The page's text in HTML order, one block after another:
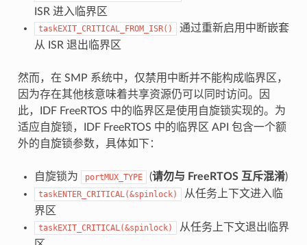
ISR 进入临界区
taskEXIT_CRITICAL_FROM_ISR()
通过重新启用中断嵌套
从 ISR 退出临界区
然而，在 SMP 系统中，仅禁用中断并不能构成临界区，
因为存在其他核意味着共享资源仍可以同时访问。因
此，IDF FreeRTOS 中的临界区是使用自旋锁实现的。为
适应自旋锁，IDF FreeRTOS 中的临界区 API 包含一个额
外的自旋锁参数，具体如下：
自旋锁为 portMUX_TYPE (请勿与 FreeRTOS 互斥混淆)
taskENTER_CRITICAL(&spinlock)
从任务上下文进入临
界区
taskEXIT_CRITICAL(&spinlock)
从任务上下文退出临界